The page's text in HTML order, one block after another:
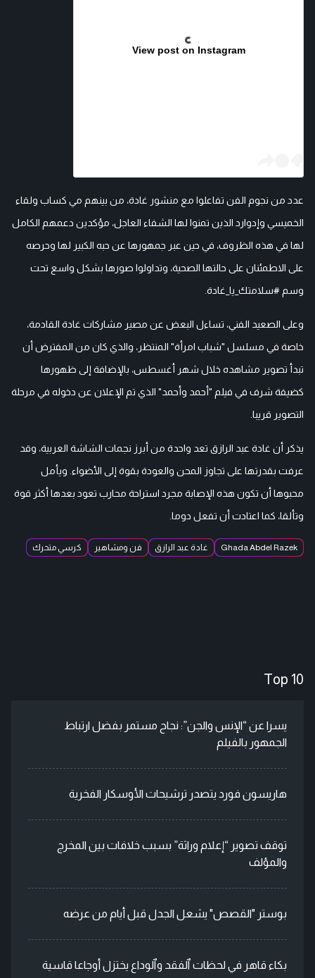
View post on Instagram
عدد من نجوم الفن تفاعلوا مع منشور غادة، من بينهم مي كساب ولقاء
الخميسي وإدوارد الذين تمنوا لها الشفاء العاجل، مؤكدين دعمهم الكامل
لها في هذه الظروف، في حين عبر جمهورها عن حبه الكبير لها وحرصه
على الاطمئنان على حالتها الصحية، وتداولوا صورها بشكل واسع تحت
وسم #سلامتك_يا_غادة.
وعلى الصعيد الفني، تساءل البعض عن مصير مشاركات غادة القادمة،
خاصة في مسلسل "شباب امرأة" المنتظر، والذي كان من المفترض أن
تبدأ تصوير مشاهده خلال شهر أغسطس، بالإضافة إلى ظهورها
كضيفة شرف في فيلم "أحمد وأحمد" الذي تم الإعلان عن دخوله في مرحلة
التصوير قريبا.
يذكر أن غادة عبد الرازق تعد واحدة من أبرز نجمات الشاشة العربية، وقد
عرفت بقدرتها على تجاوز المحن والعودة بقوة إلى الأضواء. ويأمل
محبوها أن تكون هذه الإصابة مجرد استراحة محارب تعود بعدها أكثر قوة
وتألقا، كما اعتادت أن تفعل دوما.
Ghada Abdel Razek غادة عبد الرازق فن ومشاهير كرسي متحرك
Top 10
يسرا عن “الإنس والجن”: نجاح مستمر بفضل ارتباط
الجمهور بالفيلم
هاريسون فورد يتصدر ترشيحات الأوسكار الفخرية
توقف تصوير “إعلام وراثة” بسبب خلافات بين المخرج
والمؤلف
بوستر "القصص" يشعل الجدل قبل أيام من عرضه
بكاء قاهر في لحظات ٱلفقد وٱلوداع يختزل أوجاعا قاسية